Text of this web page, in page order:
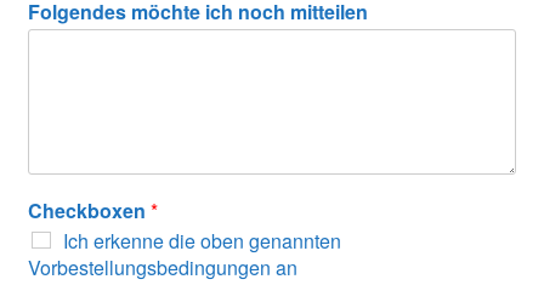
Folgendes möchte ich noch mitteilen
Checkboxen*
Ich erkenne die oben genannten
Vorbestellungsbedingungen an